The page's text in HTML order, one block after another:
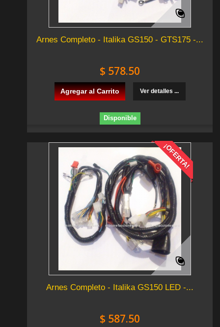
Arnes Completo - Italika GS150 - GTS175 -...
$ 578.50
Agregar al Carrito Ver detalles ...
Disponible
¡OFERTA!
Arnes Completo - Italika GS150 LED -...
$ 587.50